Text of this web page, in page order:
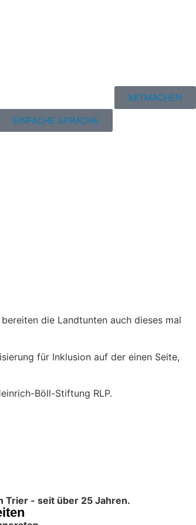
MITMACHEN
EINFACHE SPRACHE
die Landtunten auch dieses mal
für Inklusion auf der einen Seite,
Böll-Stiftung RLP.
Trier - seit über 25 Jahren.